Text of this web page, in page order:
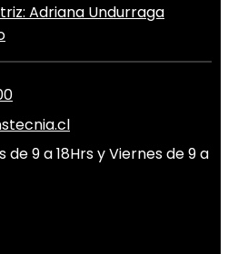
Adriana Undurraga
de 9 a 18Hrs y Viernes de 9 a